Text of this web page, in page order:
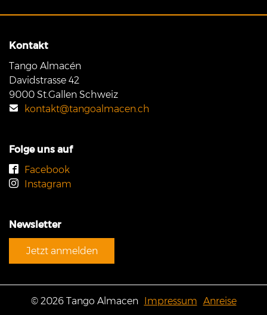
Kontakt
Tango Almacén
Davidstrasse 42
9000 St.Gallen Schweiz
kontakt@tangoalmacen.ch
Folge uns auf
Facebook
Instagram
Newsletter
Jetzt anmelden
© 2026 Tango Almacen Impressum Anreise